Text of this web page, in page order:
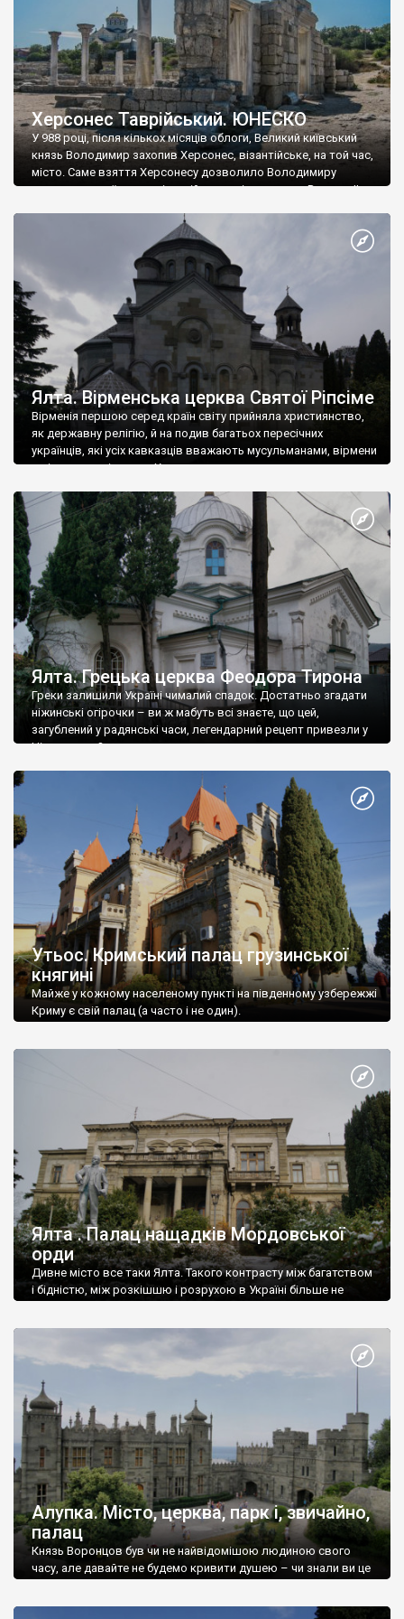
Херсонес Таврійський. ЮНЕСКО
У 988 році, після кількох місяців облоги, Великий київський
князь Володимир захопив Херсонес, візантійське, на той час,
місто. Саме взяття Херсонесу дозволило Володимиру
диктувати свої умови візантійському імператору Василю ІІ, та
Херсонесі Володимир-язичник, став Василем-християнином.
А потім було Хрещення Русі. На честь Херсонесу Таврійського
Ялта. Вірменська церква Святої Ріпсіме
Вірменія першою серед країн світу прийняла християнство,
як державну релігію, й на подив багатьох пересічних
українців, які усіх кавказців вважають мусульманами, вірмени
є відданими вірянами Христа
Ялта. Грецька церква Феодора Тирона
Греки залишили Україні чималий спадок. Достатньо згадати
ніжинські огірочки – ви ж мабуть всі знаєте, що цей,
загублений у радянські часи, легендарний рецепт привезли у
Ніжин греки?
Утьос. Кримський палац грузинської
княгині
Майже у кожному населеному пункті на південному узбережжі
Криму є свій палац (а часто і не один).
Ялта . Палац нащадків Мордовської
орди
Дивне місто все таки Ялта. Такого контрасту між багатством
і бідністю, між розкішшю і розрухою в Україні більше не
Алупка. Місто, церква, парк і, звичайно,
палац
Князь Воронцов був чи не найвідомішою людиною свого
часу, але давайте не будемо кривити душею – чи знали ви це